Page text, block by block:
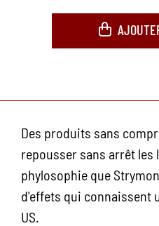
Des produits sans
repousser sans arrêt les
phylosophie que
d'effets qui connaissent
US.